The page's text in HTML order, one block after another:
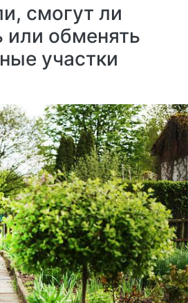
смогут ли
или обменять
участки